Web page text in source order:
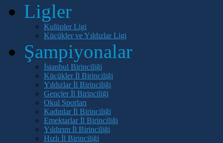
Ligler
Kulüpler Ligi
Küçükler ve Yıldızlar Ligi
Şampiyonalar
İstanbul Birinciliği
Küçükler İl Birinciliği
Yıldızlar İl Birinciliği
Gençler İl Birinciliği
Okul Sporları
Kadınlar İl Birinciliği
Emektarlar İl Birinciliği
Yıldırım İl Birinciliği
Hızlı İl Birinciliği